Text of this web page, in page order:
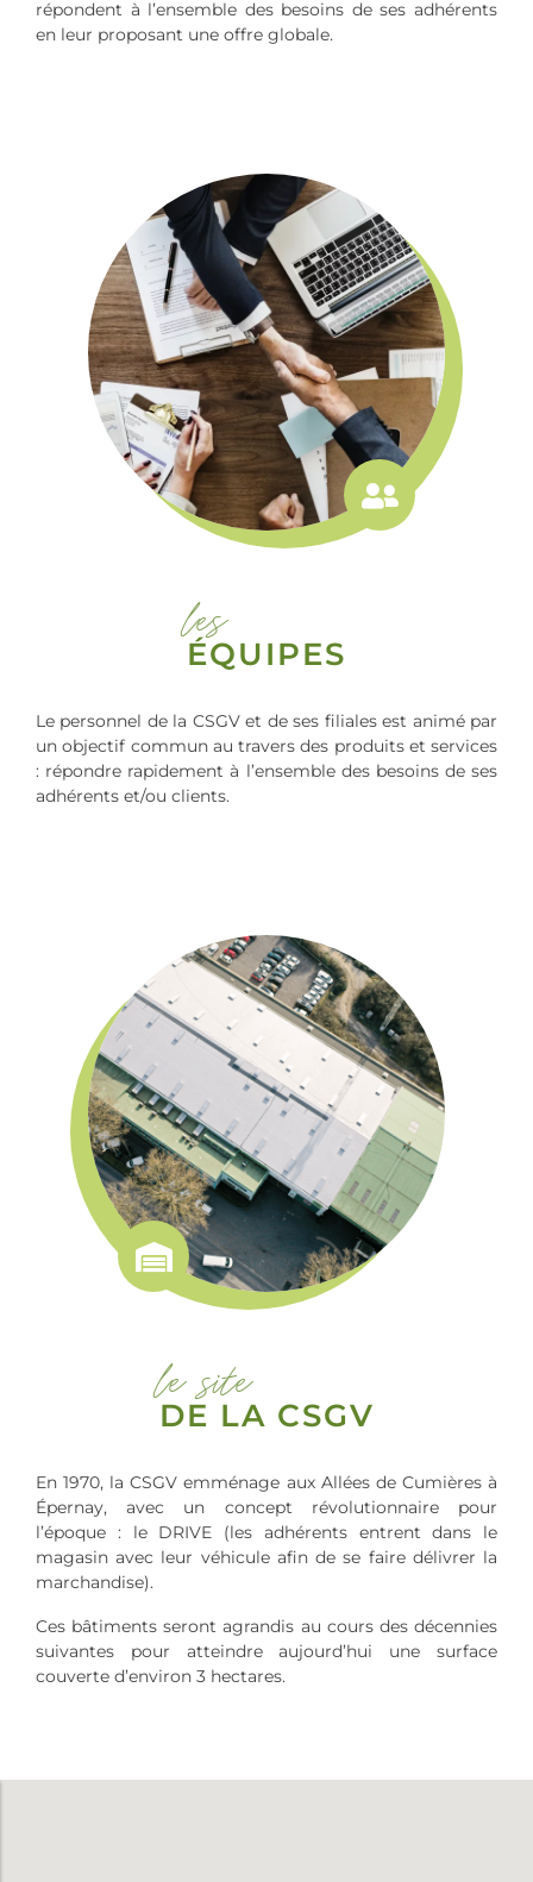
répondent à l’ensemble des besoins de ses adhérents
en leur proposant une offre globale.
les
ÉQUIPES
Le personnel de la CSGV et de ses filiales est animé par
un objectif commun au travers des produits et services
: répondre rapidement à l’ensemble des besoins de ses
adhérents et/ou clients.
le site
DE LA CSGV
En 1970, la CSGV emménage aux Allées de Cumières à
Épernay, avec un concept révolutionnaire pour
l’époque : le DRIVE (les adhérents entrent dans le
magasin avec leur véhicule afin de se faire délivrer la
marchandise).
Ces bâtiments seront agrandis au cours des décennies
suivantes pour atteindre aujourd’hui une surface
couverte d’environ 3 hectares.